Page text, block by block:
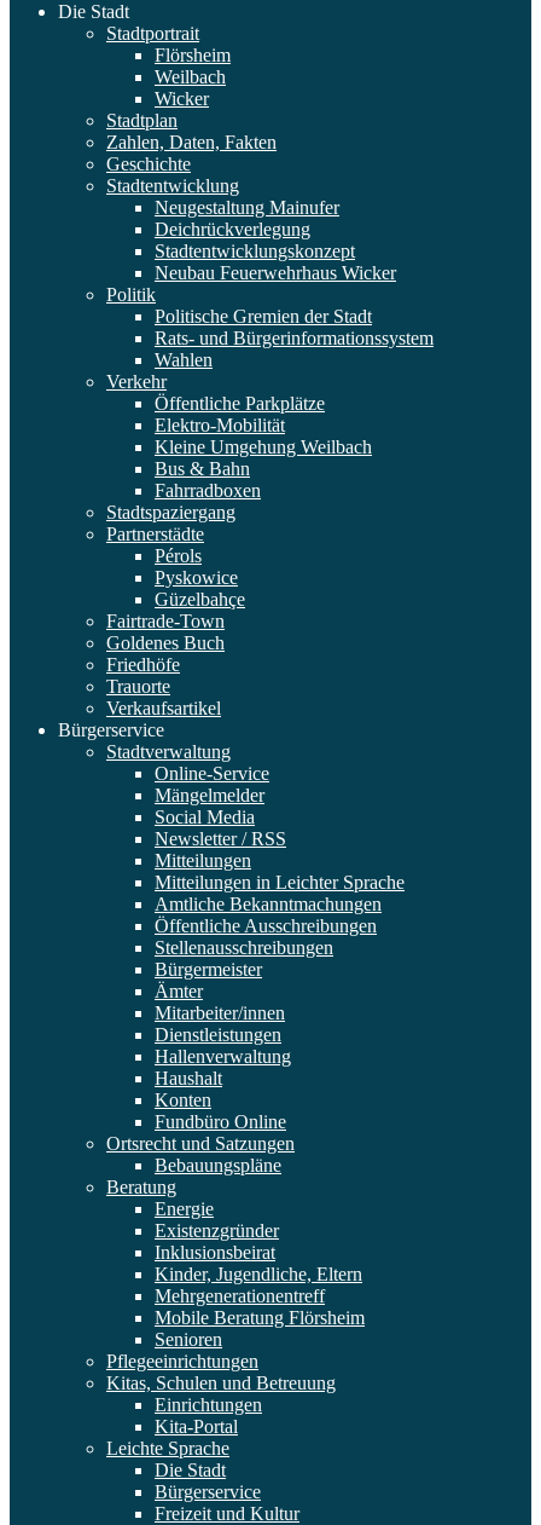
Die Stadt
Stadtportrait
Flörsheim
Weilbach
Wicker
Stadtplan
Zahlen, Daten, Fakten
Geschichte
Stadtentwicklung
Neugestaltung Mainufer
Deichrückverlegung
Stadtentwicklungskonzept
Neubau Feuerwehrhaus Wicker
Politik
Politische Gremien der Stadt
Rats- und Bürgerinformationssystem
Wahlen
Verkehr
Öffentliche Parkplätze
Elektro-Mobilität
Kleine Umgehung Weilbach
Bus & Bahn
Fahrradboxen
Stadtspaziergang
Partnerstädte
Pérols
Pyskowice
Güzelbahçe
Fairtrade-Town
Goldenes Buch
Friedhöfe
Trauorte
Verkaufsartikel
Bürgerservice
Stadtverwaltung
Online-Service
Mängelmelder
Social Media
Newsletter / RSS
Mitteilungen
Mitteilungen in Leichter Sprache
Amtliche Bekanntmachungen
Öffentliche Ausschreibungen
Stellenausschreibungen
Bürgermeister
Ämter
Mitarbeiter/innen
Dienstleistungen
Hallenverwaltung
Haushalt
Konten
Fundbüro Online
Ortsrecht und Satzungen
Bebauungspläne
Beratung
Energie
Existenzgründer
Inklusionsbeirat
Kinder, Jugendliche, Eltern
Mehrgenerationentreff
Mobile Beratung Flörsheim
Senioren
Pflegeeinrichtungen
Kitas, Schulen und Betreuung
Einrichtungen
Kita-Portal
Leichte Sprache
Die Stadt
Bürgerservice
Freizeit und Kultur